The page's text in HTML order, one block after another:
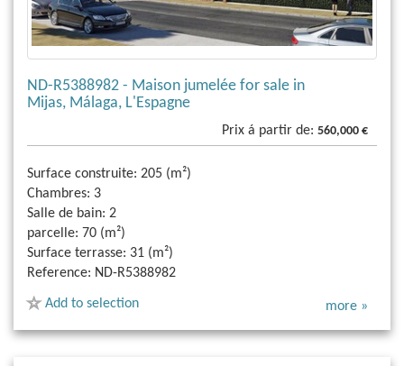
ND-R5388982 - Maison jumelée for sale in
Mijas, Málaga, L'Espagne
Prix á partir de: 560,000 €
Surface construite: 205 (m²)
Chambres: 3
Salle de bain: 2
parcelle: 70 (m²)
Surface terrasse: 31 (m²)
Reference: ND-R5388982
Add to selection more »